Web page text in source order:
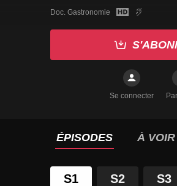
Doc. Gastronomie
Se connecter
ÉPISODES À
S1 S2 S3